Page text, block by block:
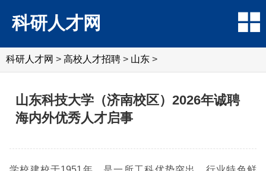
科研人才网
科研人才网 > 高校人才招聘 > 山东 >
山东科技大学（济南校区）2026年诚聘
海内外优秀人才启事